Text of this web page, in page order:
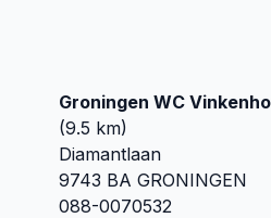
Groningen WC
(9.5 km)
Diamantlaan
9743 BA GRONINGEN
088-0070532